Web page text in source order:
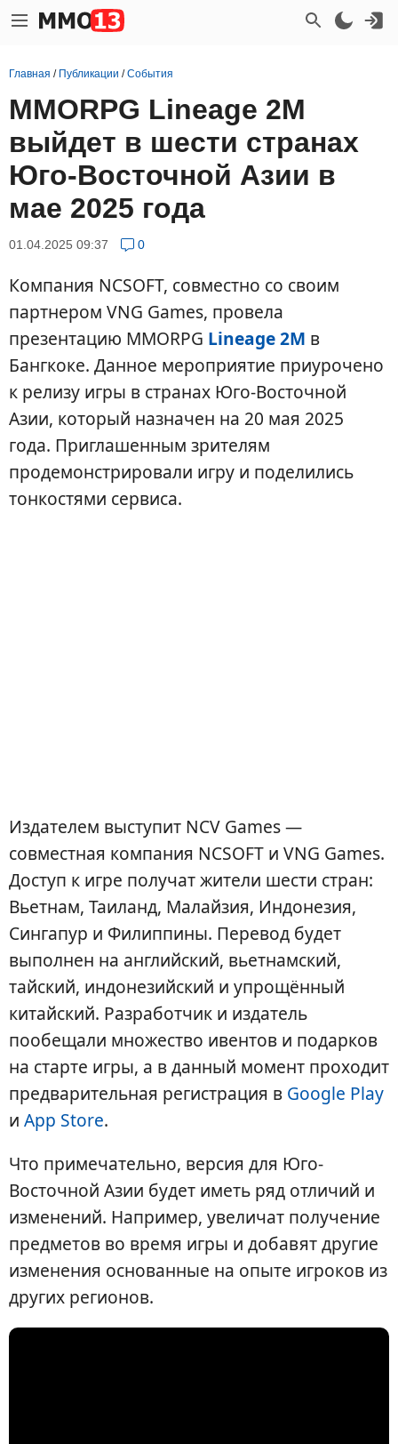
Главная / Публикации /События
MMORPG Lineage 2M
выйдет в шести странах
Юго-Восточной Азии в
мае 2025 года
01.04.2025 09:37 0
Компания NCSOFT, совместно со своим
партнером VNG Games, провела
презентацию MMORPG Lineage 2M в
Бангкоке. Данное мероприятие приурочено
к релизу игры в странах Юго-Восточной
Азии, который назначен на 20 мая 2025
года. Приглашенным зрителям
продемонстрировали игру и поделились
тонкостями сервиса.
Издателем выступит NCV Games —
совместная компания NCSOFT и VNG Games.
Доступ к игре получат жители шести стран:
Вьетнам, Таиланд, Малайзия, Индонезия,
Сингапур и Филиппины. Перевод будет
выполнен на английский, вьетнамский,
тайский, индонезийский и упрощённый
китайский. Разработчик и издатель
пообещали множество ивентов и подарков
на старте игры, а в данный момент проходит
предварительная регистрация в Google Play
и App Store.
Что примечательно, версия для Юго-
Восточной Азии будет иметь ряд отличий и
изменений. Например, увеличат получение
предметов во время игры и добавят другие
изменения основанные на опыте игроков из
других регионов.